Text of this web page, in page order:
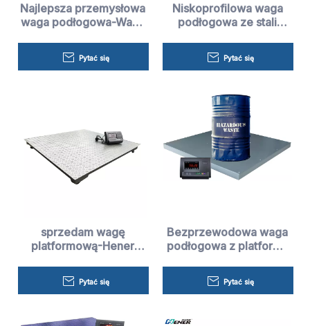
Najlepsza przemysłowa
waga podłogowa-Waga
Pytać się
Niskoprofilowa waga
podłogowa ze stali
Pytać się
sprzedam wagę
platformową-Hener
Pytać się
Bezprzewodowa waga
podłogowa z platformą
Pytać się